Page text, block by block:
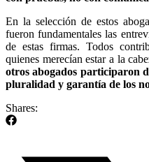
En la selección de estos
fueron fundamentales las
de estas firmas. Todos
quienes merecían estar a la
otros abogados participaron
pluralidad y garantía de los
Shares: